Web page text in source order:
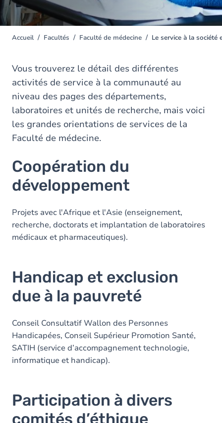
You
here
Accueil Facultés Faculté de médecine Le service à la société
Vous trouverez le détail des différentes
activités de service à la communauté au
niveau des pages des départements,
laboratoires et unités de recherche, mais voici
les grandes orientations de services de la
Faculté de médecine.
Coopération du
développement
Projets avec l'Afrique et l'Asie (enseignement,
recherche, doctorats et implantation de laboratoires
médicaux et pharmaceutiques).
Handicap et exclusion
due à la pauvreté
Conseil Consultatif Wallon des Personnes
Handicapées, Conseil Supérieur Promotion Santé,
SATIH (service d’accompagnement technologie,
informatique et handicap).
Participation à divers
comités d’éthique